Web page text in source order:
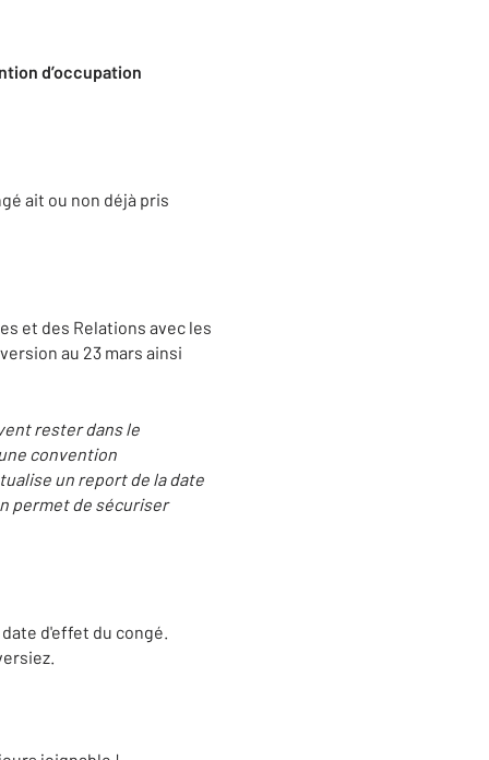
d’occupation
ait ou non déjà pris
et des Relations avec les
au 23 mars ainsi
rester dans le
convention
un report de la date
permet de sécuriser
d'effet du congé.